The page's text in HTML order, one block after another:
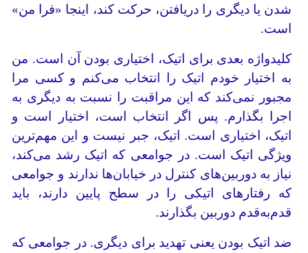
شدن یا دیگری را دریافتن، حرکت کند، اینجا «فرا من»
است.
کلیدواژه بعدی برای اتیک، اختیاری بودن آن است. من
به اختیار خودم اتیک را انتخاب می‌کنم و کسی مرا
مجبور نمی‌کند که این مراقبت را نسبت به دیگری به
اجرا بگذارم. پس اگر انتخاب است، اختیار است و
اتیک، اختیاری است. اتیک، جبر نیست و این مهم‌ترین
ویژگی اتیک است. در جوامعی که اتیک رشد می‌کند،
نیاز به دوربین‌های کنترل در خیابان‌ها ندارند و جوامعی
که رفتارهای اتیکی را در سطح پایین دارند، باید
قدم‌به‌قدم دوربین بگذارند.
ضد اتیک بودن یعنی تهدید برای دیگری. در جوامعی که